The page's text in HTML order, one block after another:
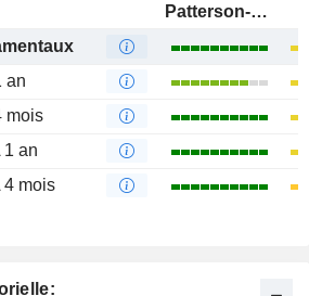
Patterson-UTI Energy, Inc.
an
mois
1 an
4 mois